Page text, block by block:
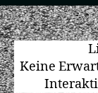
0
0
0
Keine